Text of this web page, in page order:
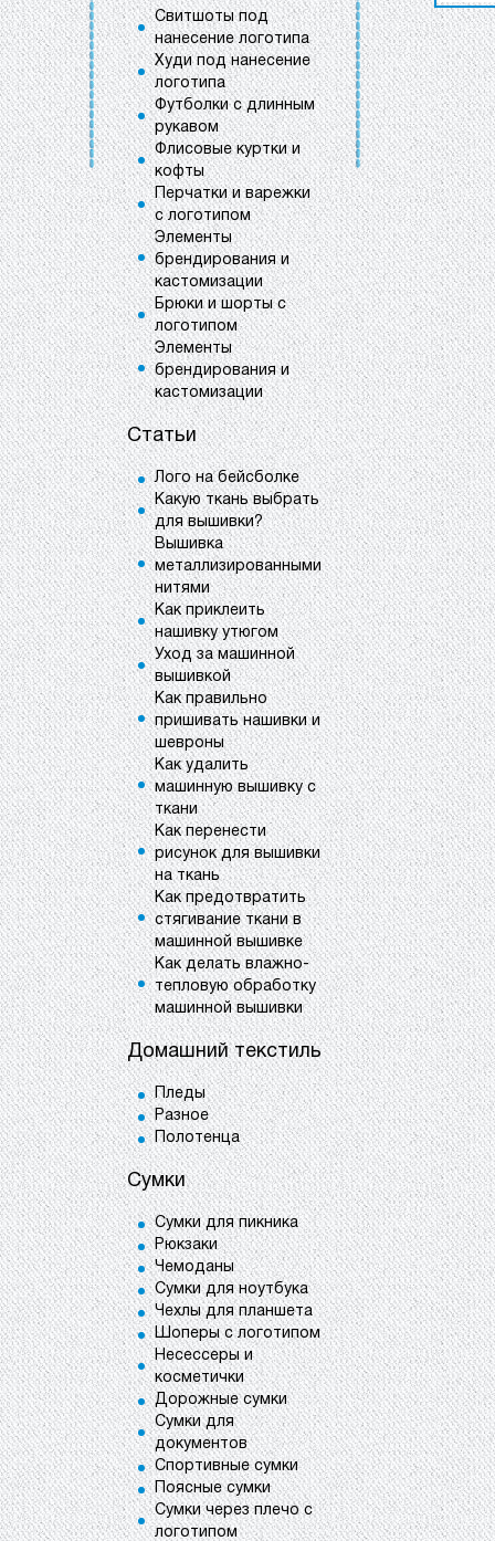
Свитшоты под
нанесение логотипа
Худи под нанесение
логотипа
Футболки с длинным
рукавом
Флисовые куртки и
кофты
Перчатки и варежки
с логотипом
Элементы
брендирования и
кастомизации
Брюки и шорты с
логотипом
Элементы
брендирования и
кастомизации
Статьи
Лого на бейсболке
Какую ткань выбрать
для вышивки?
Вышивка
металлизированными
нитями
Как приклеить
нашивку утюгом
Уход за машинной
вышивкой
Как правильно
пришивать нашивки и
шевроны
Как удалить
машинную вышивку с
ткани
Как перенести
рисунок для вышивки
на ткань
Как предотвратить
стягивание ткани в
машинной вышивке
Как делать влажно-
тепловую обработку
машинной вышивки
Домашний текстиль
Пледы
Разное
Полотенца
Сумки
Сумки для пикника
Рюкзаки
Чемоданы
Сумки для ноутбука
Чехлы для планшета
Шоперы с логотипом
Несессеры и
косметички
Дорожные сумки
Сумки для
документов
Спортивные сумки
Поясные сумки
Сумки через плечо с
логотипом